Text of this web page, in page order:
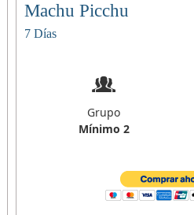
Machu Picchu
7 Días
Grupo
Mínimo 2